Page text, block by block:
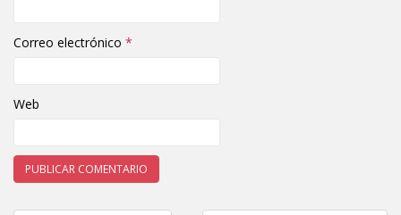
Correo electrónico *
Web